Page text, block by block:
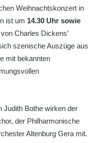
Weihnachtskonzert in
ist um 14.30 Uhr sowie
Charles Dickens’
szenische Auszüge aus
mit bekannten
Judith Bothe wirken der
der Philharmonische
Altenburg Gera mit.